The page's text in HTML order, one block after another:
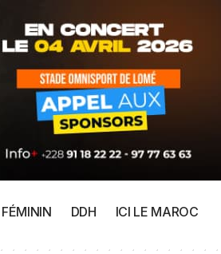
DDH ICI LE MAROC